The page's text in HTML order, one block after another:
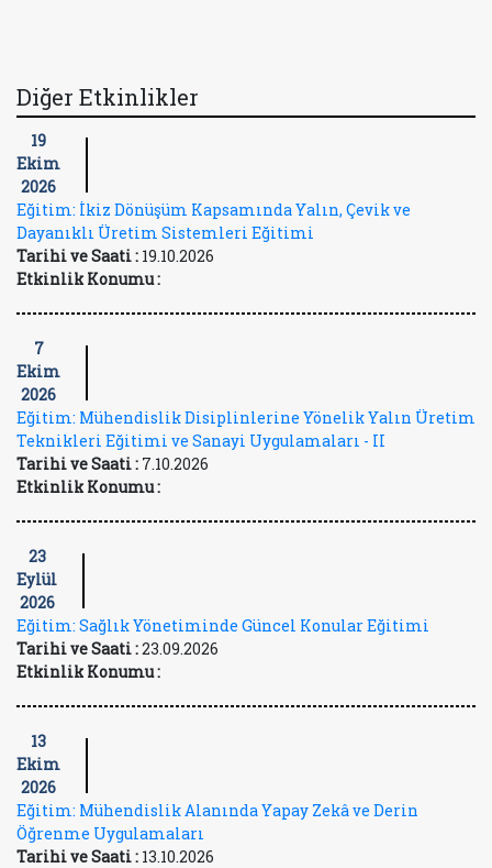
Diğer Etkinlikler
19
Ekim
2026
Eğitim: İkiz Dönüşüm Kapsamında Yalın, Çevik ve
Dayanıklı Üretim Sistemleri Eğitimi
Tarihi ve Saati : 19.10.2026
Etkinlik Konumu :
7
Ekim
2026
Eğitim: Mühendislik Disiplinlerine Yönelik Yalın Üretim
Teknikleri Eğitimi ve Sanayi Uygulamaları - II
Tarihi ve Saati : 7.10.2026
Etkinlik Konumu :
23
Eylül
2026
Eğitim: Sağlık Yönetiminde Güncel Konular Eğitimi
Tarihi ve Saati :23.09.2026
Etkinlik Konumu :
13
Ekim
2026
Eğitim: Mühendislik Alanında Yapay Zekâ ve Derin
Öğrenme Uygulamaları
Tarihi ve Saati : 13.10.2026